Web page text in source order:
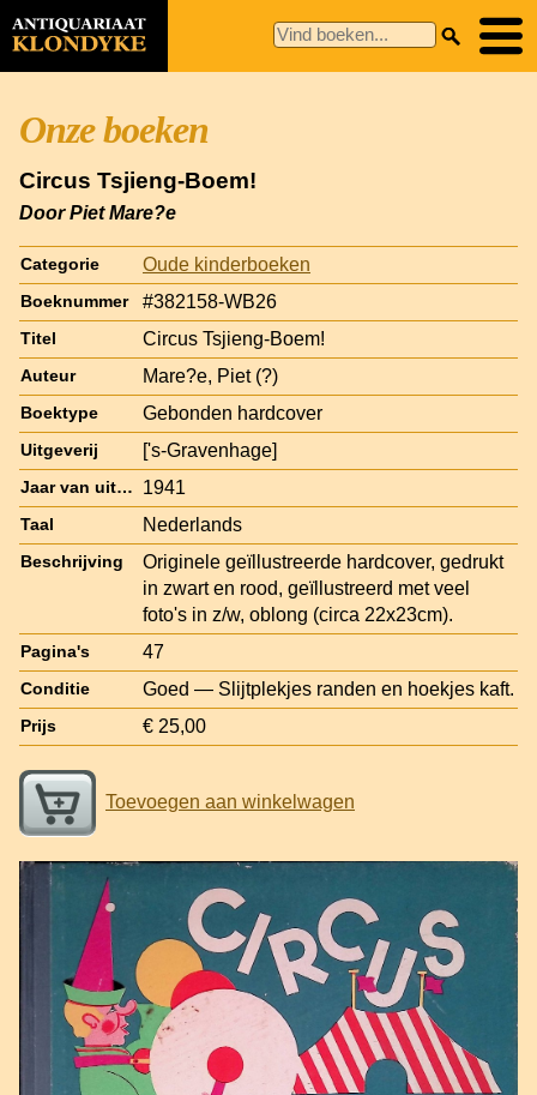
Onze boeken
Circus Tsjieng-Boem!
Door Piet Mare?e
Categorie Oude kinderboeken
Boeknummer #382158-WB26
Titel Circus Tsjieng-Boem!
Auteur Mare?e, Piet (?)
Boektype Gebonden hardcover
Uitgeverij ['s-Gravenhage]
Jaar van uitgave 1941
Taal Nederlands
Beschrijving
Originele geïllustreerde hardcover, gedrukt
in zwart en rood, geïllustreerd met veel
foto's in z/w, oblong (circa 22x23cm).
Pagina's 47
Conditie Goed — Slijtplekjes randen en hoekjes kaft.
Prijs € 25,00
Toevoegen aan winkelwagen